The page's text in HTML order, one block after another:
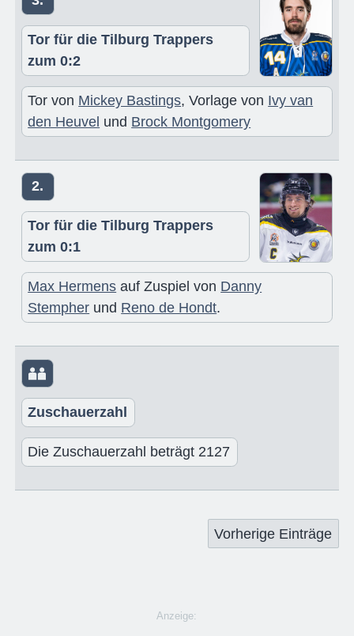
Tor für die Tilburg Trappers
zum 0:2
Tor von Mickey Bastings, Vorlage von Ivy van
den Heuvel und Brock Montgomery
2.
Tor für die Tilburg Trappers
zum 0:1
Max Hermens auf Zuspiel von Danny
Stempher und Reno de Hondt.
Zuschauerzahl
Die Zuschauerzahl beträgt 2127
Vorherige Einträge
Anzeige: